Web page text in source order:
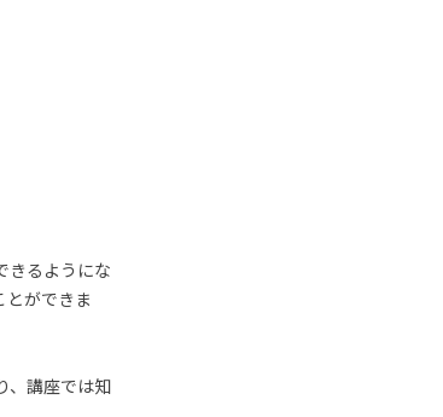
きるようにな
ができま
、講座では知